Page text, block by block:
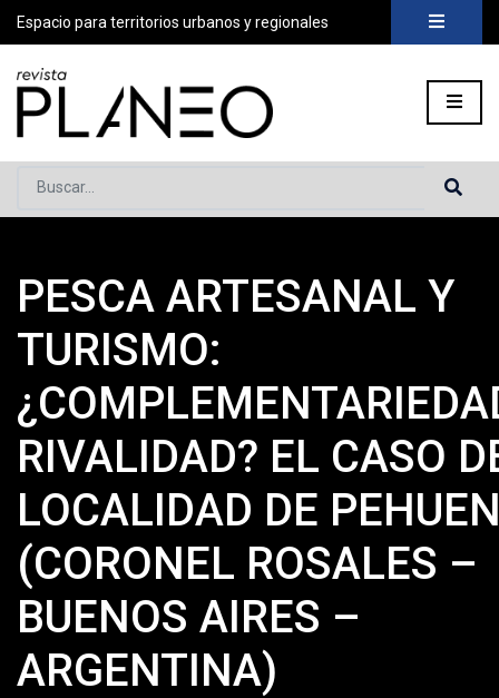
Espacio para territorios urbanos y regionales
Buscar...
Portada» Planeo Hoy»Secciones» Planeo Academia »
PESCA ARTESANAL Y
TURISMO:
RIVALIDAD? EL CASO
LOCALIDAD DE
(CORONEL ROSALES –
BUENOS AIRES –
ARGENTINA)